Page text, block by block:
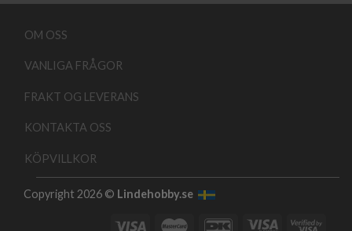
OM OSS
VANLIGA FRÅGOR
FRAKT OG LEVERANS
KONTAKTA OSS
KÖPVILLKOR
Copyright 2026 © Lindehobby.se